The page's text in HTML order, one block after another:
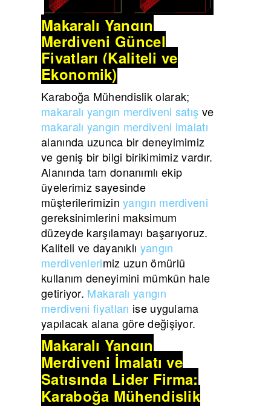
Makaralı Yangın
Merdiveni Güncel
Fiyatları (Kaliteli ve
Ekonomik)
Karaboğa Mühendislik olarak;
makaralı yangın merdiveni satış ve
makaralı yangın merdiveni imalatı
alanında uzunca bir deneyimimiz
ve geniş bir bilgi birikimimiz vardır.
Alanında tam donanımlı ekip
üyelerimiz sayesinde
müşterilerimizinyangın merdiveni
gereksinimlerini maksimum
düzeyde karşılamayı başarıyoruz.
Kaliteli ve dayanıklı yangın
merdivenlerimiz uzun ömürlü
kullanım deneyimini mümkün hale
getiriyor. Makaralı yangın
merdiveni fiyatları ise uygulama
yapılacak alana göre değişiyor.
Makaralı Yangın
Merdiveni İmalatı ve
Satışında Lider Firma:
Karaboğa Mühendislik